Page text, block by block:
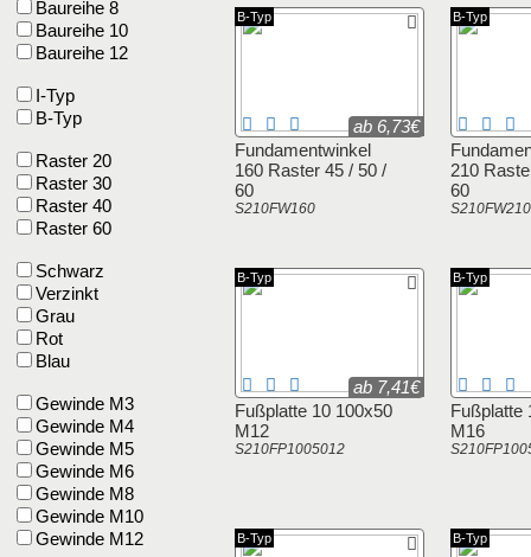
Fundamentwinkel
160 Raster 45 / 50 /
60
S210FW160
ab 6,73€
B-Typ
210
60
S210FW210
B-Typ
Fußplatte 10 100x50
M12
S210FP1005012
ab 7,41€
B-Typ
Fußplatte
M16
B-Typ
B-Typ B-Typ
Baureihe 8
Baureihe 10
Baureihe 12
I-Typ
B-Typ
Raster 20
Raster 30
Raster 40
Raster 60
Schwarz
Verzinkt
Grau
Rot
Blau
Gewinde M3
Gewinde M4
Gewinde M5
Gewinde M6
Gewinde M8
Gewinde M10
Gewinde M12